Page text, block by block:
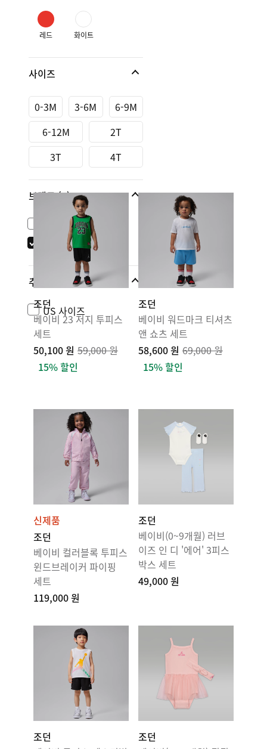
레드 화이트
사이즈
0-3M 3-6M
6-9M
6-12M
2T
3T
4T
브랜드(1)
나이키 스포츠웨어
추가 사이즈
US 사이즈
조던
베이비 23 저지 투피스
세트
50,100 원 59,000 원
15% 할인
조던
베이비 워드마크 티셔츠
앤 쇼츠 세트
58,600 원 69,000 원
15% 할인
신제품
조던
베이비 컬러블록 투피스
윈드브레이커 파이핑
세트
119,000 원
조던
베이비(0~9개월) 러브
이즈 인 디 '에어' 3피스
박스 세트
49,000 원
조던
조던